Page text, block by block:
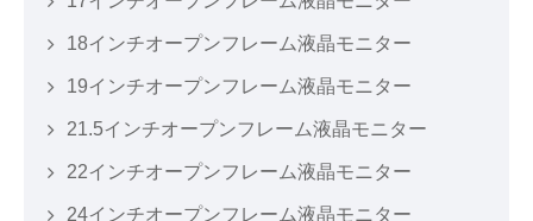
18インチオープンフレーム液晶モニター
19インチオープンフレーム液晶モニター
21.5インチオープンフレーム液晶モニター
22インチオープンフレーム液晶モニター
24インチオープンフレーム液晶モニター